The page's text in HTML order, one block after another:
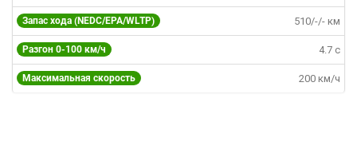
Запас хода (NEDC/EPA/WLTP) 510/-/- км
Разгон 0-100 км/ч 4.7 c
Максимальная скорость 200 км/ч